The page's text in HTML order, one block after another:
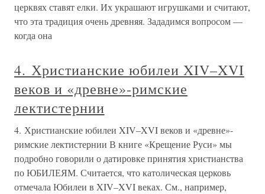
церквях ставят елки. Их украшают игрушками и считают,
что эта традиция очень древняя. Зададимся вопросом —
когда она
4. Христианские юбилеи XIV–XVI
веков и «древне»-римские
лектистернии
4. Христианские юбилеи XIV–XVI веков и «древне»-
римские лектистернии В книге «Крещение Руси» мы
подробно говорили о датировке принятия христианства
по ЮБИЛЕЯМ. Считается, что католическая церковь
отмечала Юбилеи в XIV–XVI веках. См., например,